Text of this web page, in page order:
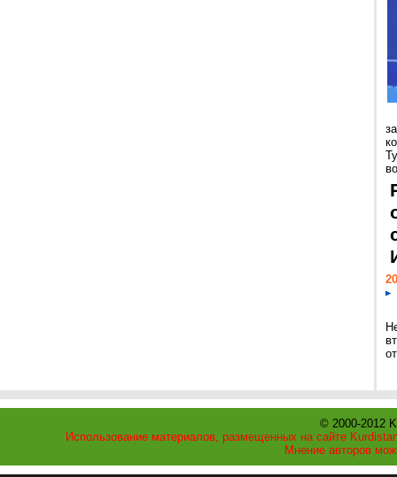
© 2000-2012
Использование материалов, размещенных на сайте
Мнение авторов